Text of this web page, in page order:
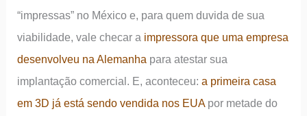
“impressas” no México e, para quem duvida de sua
viabilidade, vale checar a impressora que uma empresa
desenvolveu na Alemanha para atestar sua
implantação comercial. E, aconteceu:a primeira casa
em 3D já está sendo vendida nos EUA por metade do